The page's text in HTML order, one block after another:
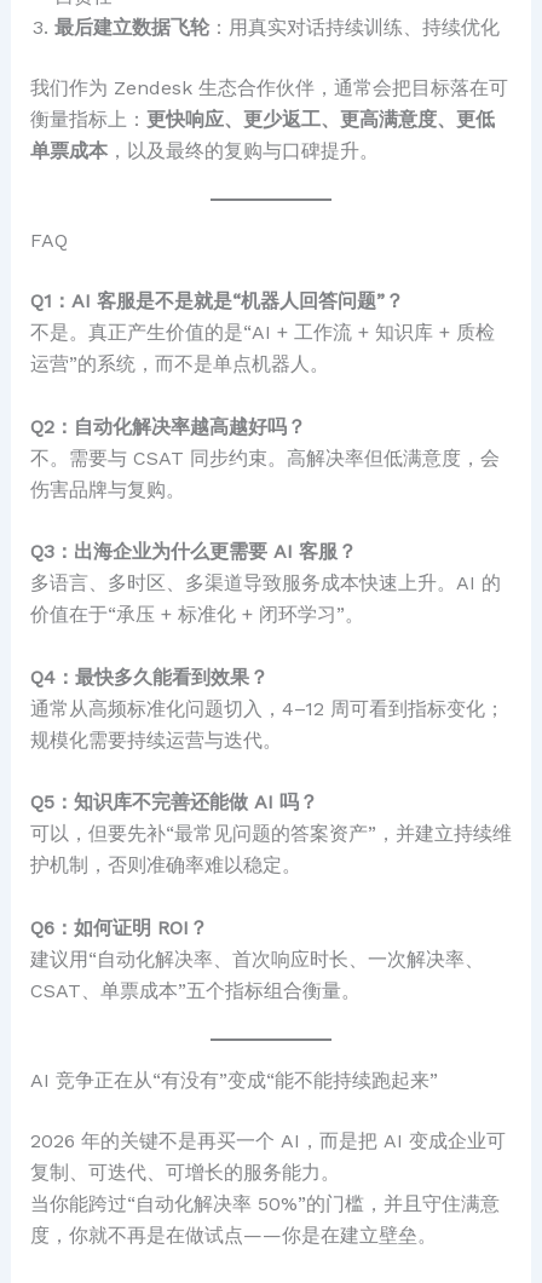
最后建立数据飞轮：用真实对话持续训练、持续优化
我们作为 Zendesk 生态合作伙伴，通常会把目标落在可
衡量指标上： 更快响应、更少返工、更高满意度、更低
单票成本，以及最终的复购与口碑提升。
FAQ
Q1：AI 客服是不是就是“机器人回答问题”？
不是。真正产生价值的是“AI + 工作流 + 知识库 + 质检
运营”的系统，而不是单点机器人。
Q2：自动化解决率越高越好吗？
不。需要与 CSAT 同步约束。高解决率但低满意度，会
伤害品牌与复购。
Q3：出海企业为什么更需要 AI 客服？
多语言、多时区、多渠道导致服务成本快速上升。AI 的
价值在于“承压 + 标准化 + 闭环学习”。
Q4：最快多久能看到效果？
通常从高频标准化问题切入，4–12 周可看到指标变化；
规模化需要持续运营与迭代。
Q5：知识库不完善还能做 AI 吗？
可以，但要先补“最常见问题的答案资产”，并建立持续维
护机制，否则准确率难以稳定。
Q6：如何证明 ROI？
建议用“自动化解决率、首次响应时长、一次解决率、
CSAT、单票成本”五个指标组合衡量。
AI 竞争正在从“有没有”变成“能不能持续跑起来”
2026 年的关键不是再买一个 AI，而是把 AI 变成企业可
复制、可迭代、可增长的服务能力。
当你能跨过“自动化解决率 50%”的门槛，并且守住满意
度，你就不再是在做试点——你是在建立壁垒。